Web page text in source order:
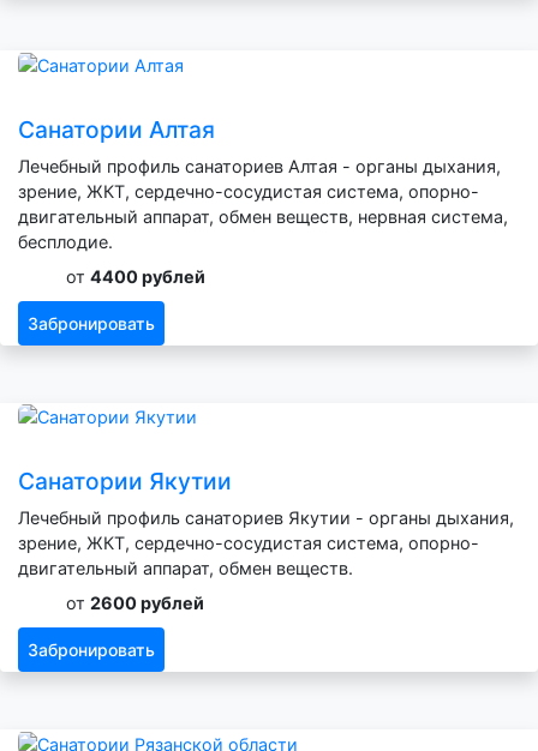
Санатории Алтая
Лечебный профиль санаториев Алтая - органы дыхания,
зрение, ЖКТ, сердечно-сосудистая система, опорно-
двигательный аппарат, обмен веществ, нервная система,
бесплодие.
от 4400 рублей
Забронировать
Санатории Якутии
Лечебный профиль санаториев Якутии - органы дыхания,
зрение, ЖКТ, сердечно-сосудистая система, опорно-
двигательный аппарат, обмен веществ.
от 2600 рублей
Забронировать